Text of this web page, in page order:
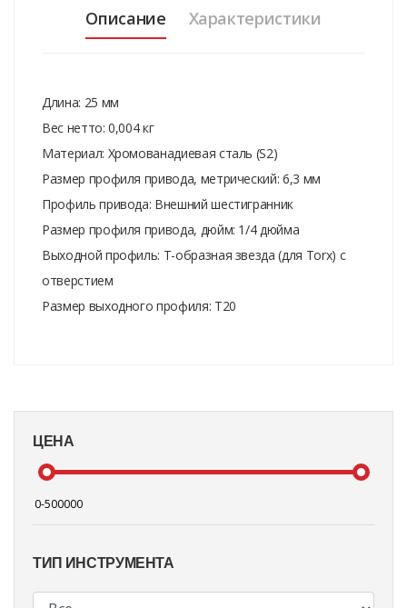
ЦЕНА
ТИП ИНСТРУМЕНТА
Описание Характеристики
Длина: 25 мм
Вес нетто: 0,004 кг
Материал: Хромованадиевая сталь (S2)
Размер профиля привода, метрический: 6,3 мм
Профиль привода: Внешний шестигранник
Размер профиля привода, дюйм: 1/4 дюйма
Выходной профиль: Т-образная звезда (для Torx) с
отверстием
Размер выходного профиля: T20